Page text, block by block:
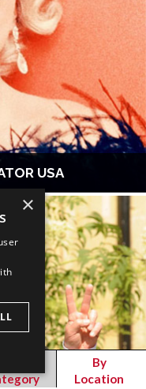
USA
×
By
Location